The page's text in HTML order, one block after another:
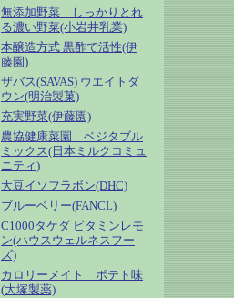
無添加野菜 しっかりとれ
る濃い野菜(小岩井乳業)
本醸造方式 黒酢で活性(伊
藤園)
ザバス(SAVAS) ウエイトダ
ウン(明治製菓)
充実野菜(伊藤園)
農協健康菜園 ベジタブル
ミックス(日本ミルクコミュ
ニティ)
大豆イソフラボン(DHC)
ブルーベリー(FANCL)
C1000タケダ ビタミンレモ
ン(ハウスウェルネスフー
ズ)
カロリーメイト ポテト味
(大塚製薬)